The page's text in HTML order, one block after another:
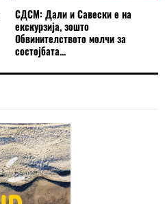
СДСМ: Дали и Савески е на
екскурзија, зошто
Обвинителството молчи за
состојбата...